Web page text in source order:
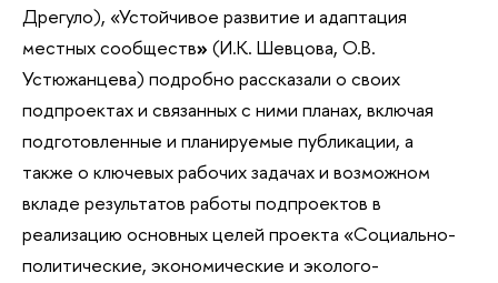
Дрегуло), «Устойчивое развитие и адаптация
местных сообществ» (И.К. Шевцова, О.В.
Устюжанцева) подробно рассказали о своих
подпроектах и связанных с ними планах, включая
подготовленные и планируемые публикации, а
также о ключевых рабочих задачах и возможном
вкладе результатов работы подпроектов в
реализацию основных целей проекта «Социально-
политические, экономические и эколого-